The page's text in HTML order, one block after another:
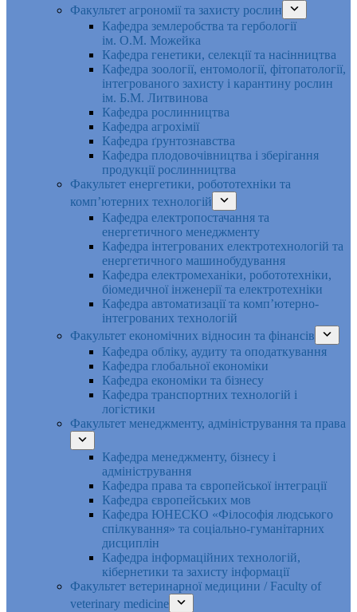
Факультет агрономії та захисту рослин
Кафедра землеробства та гербології
ім. О.М. Можейка
Кафедра генетики, селекції та насінництва
Кафедра зоології, ентомології, фітопатології,
інтегрованого захисту і карантину рослин
ім. Б.М. Литвинова
Кафедра рослинництва
Кафедра агрохімії
Кафедра ґрунтознавства
Кафедра плодовочівництва і зберігання
продукції рослинництва
Факультет енергетики, робототехніки та
комп’ютерних технологій
Кафедра електропостачання та
енергетичного менеджменту
Кафедра інтегрованих електротехнологій та
енергетичного машинобудування
Кафедра електромеханіки, робототехніки,
біомедичної інженерії та електротехніки
Кафедра автоматизації та комп’ютерно-
інтегрованих технологій
Факультет економічних відносин та фінансів
Кафедра обліку, аудиту та оподаткування
Кафедра глобальної економіки
Кафедра економіки та бізнесу
Кафедра транспортних технологій і
логістики
Факультет менеджменту, адміністрування та права
Кафедра менеджменту, бізнесу і
адміністрування
Кафедра права та європейської інтеграції
Кафедра європейських мов
Кафедра ЮНЕСКО «Філософія людського
спілкування» та соціально-гуманітарних
дисциплін
Кафедра інформаційних технологій,
кібернетики та захисту інформації
Факультет ветеринарної медицини / Faculty of
veterinary medicine